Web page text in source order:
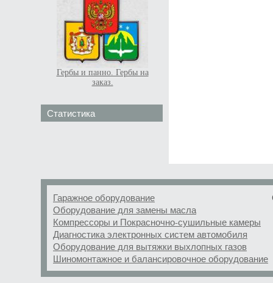
Гербы и панно. Гербы на
заказ.
Статистика
Гаражное оборудование
Оборудование для замены масла
Компрессоры и Покрасночно-сушильные камеры
Диагностика электронных систем автомобиля
Оборудование для вытяжки выхлопных газов
Шиномонтажное и балансировочное оборудование